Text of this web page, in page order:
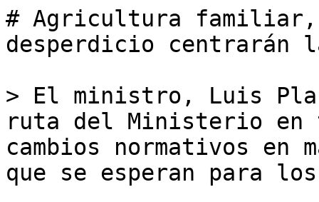
# Agricultura familiar,
desperdicio centrarán
> El ministro, Luis
ruta del Ministerio en
cambios normativos en
que se esperan para los